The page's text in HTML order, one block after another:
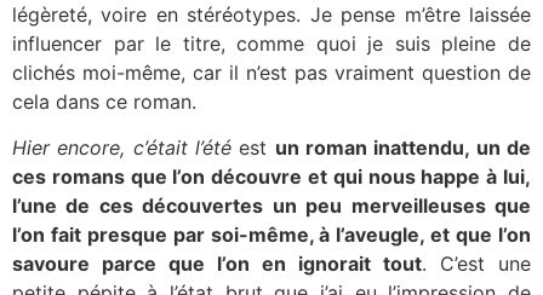
légèreté, voire en stéréotypes. Je pense m’être laissée
influencer par le titre, comme quoi je suis pleine de
clichés moi-même, car il n’est pas vraiment question de
cela dans ce roman.
Hier encore, c’était l’été est un roman inattendu, un de
ces romans que l’on découvre et qui nous happe à lui,
l’une de ces découvertes un peu merveilleuses que
l’on fait presque par soi-même, à l’aveugle, et que l’on
savoure parce que l’on en ignorait tout. C’est une